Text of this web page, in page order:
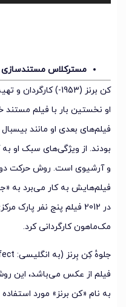
مسترکلاس مستندسازی
کن برنز (1953-)
بودند. از ویژگی‌های سبک او
و آرشیوی است. روش حرکت
فیلم‌هایش به کار می‌برد به
در 2012 فیلم پنج نفر
مک‌ماهون کارگردانی کرد.
فیلم از عکس می‌باشد، این
به نام «کن برنز» مورد